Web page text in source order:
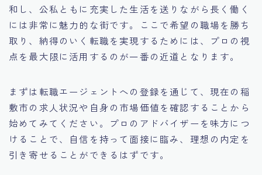
和し、公私ともに充実した生活を送りながら長く働く
には非常に魅力的な街です。ここで希望の職場を勝ち
取り、納得のいく転職を実現するためには、プロの視
点を最大限に活用するのが一番の近道となります。
まずは転職エージェントへの登録を通じて、現在の稲
敷市の求人状況や自身の市場価値を確認することから
始めてみてください。プロのアドバイザーを味方につ
けることで、自信を持って面接に臨み、理想の内定を
引き寄せることができるはずです。